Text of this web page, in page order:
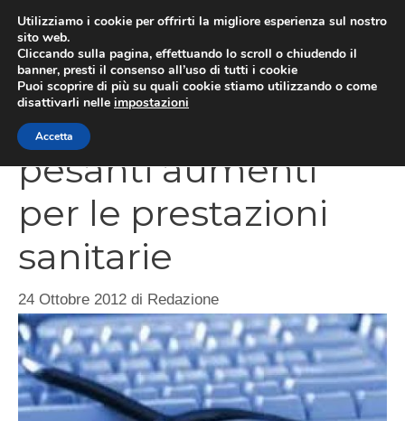
contenuto
Legge di stabilità,
pesanti aumenti
per le prestazioni
sanitarie
24 Ottobre 2012 di Redazione
Utilizziamo i cookie per offrirti la migliore esperienza sul nostro
sito web.
Cliccando sulla pagina, effettuando lo scroll o chiudendo il
banner, presti il consenso all’uso di tutti i cookie
Puoi scoprire di più su quali cookie stiamo utilizzando o come
disattivarli nelle impostazioni
Accetta